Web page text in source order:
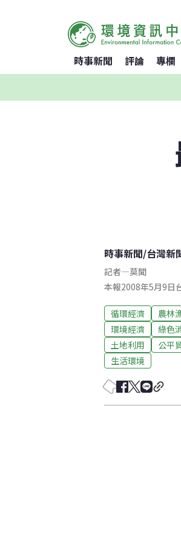
時事新聞 評論 專欄
時事新聞/台灣新
記者—莫聞
本報2008年5月9日
循環經濟
農林
環境經濟
綠色
土地利用
公平
生活環境